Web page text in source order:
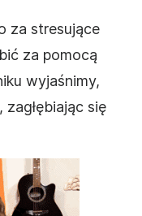
za stresujące
za pomocą
wyjaśnimy,
zagłębiając się